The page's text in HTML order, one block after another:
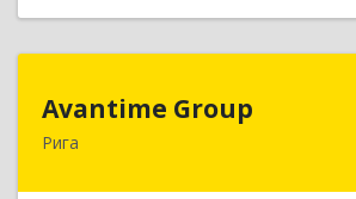
Avantime Group
Рига